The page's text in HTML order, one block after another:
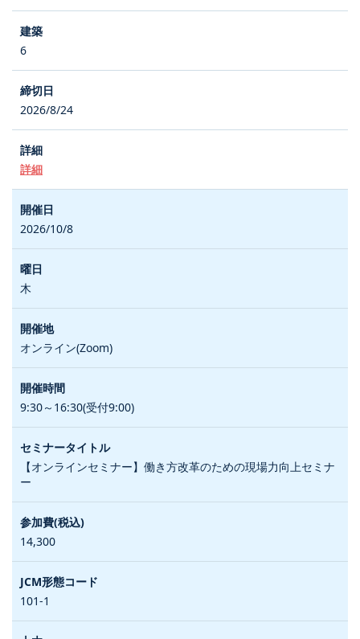
6
2026/8/24
詳細
2026/10/8
木
オンライン(Zoom)
9:30～16:30(受付9:00)
【オンラインセミナー】働き方改革のための現場力向上セミナ
ー
14,300
101-1